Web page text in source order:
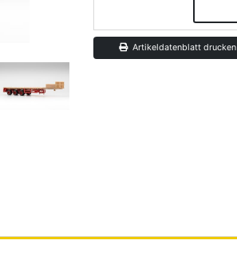
Artikeldatenblatt drucken